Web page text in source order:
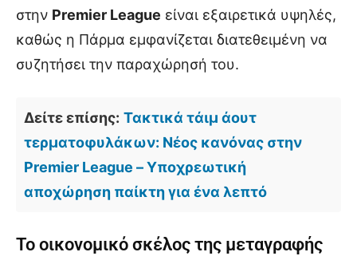
στην Premier League είναι εξαιρετικά υψηλές,
καθώς η Πάρμα εμφανίζεται διατεθειμένη να
συζητήσει την παραχώρησή του.
Δείτε επίσης: Τακτικά τάιμ άουτ
τερματοφυλάκων: Νέος κανόνας στην
Premier League – Υποχρεωτική
αποχώρηση παίκτη για ένα λεπτό
Το οικονομικό σκέλος της μεταγραφής